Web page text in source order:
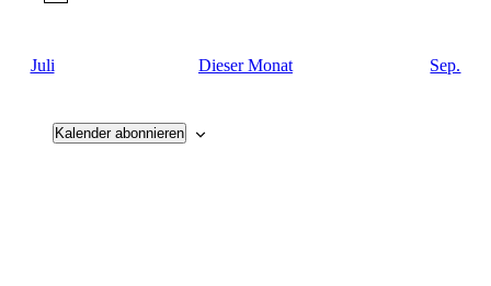
Juli Dieser Monat Sep.
Kalender abonnieren